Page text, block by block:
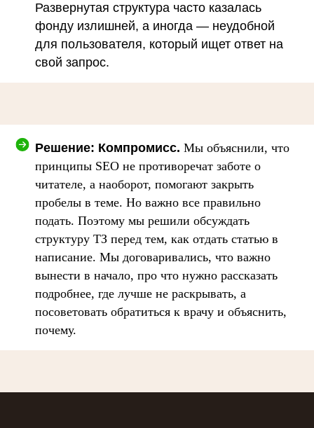
Развернутая структура часто казалась
фонду излишней, а иногда — неудобной
для пользователя, который ищет ответ на
свой запрос.
Решение: Компромисс. Мы объяснили, что
принципы SEO не противоречат заботе о
читателе, а наоборот, помогают закрыть
пробелы в теме. Но важно все правильно
подать. Поэтому мы решили обсуждать
структуру ТЗ перед тем, как отдать статью в
написание. Мы договаривались, что важно
вынести в начало, про что нужно рассказать
подробнее, где лучше не раскрывать, а
посоветовать обратиться к врачу и объяснить,
почему.